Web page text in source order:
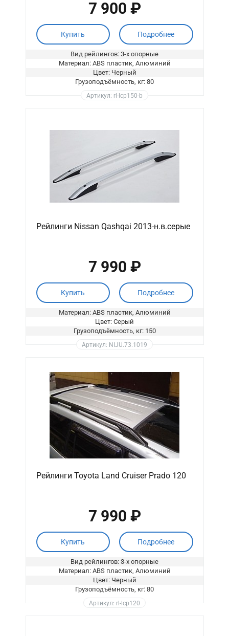
7 900 ₽
Купить Подробнее
Вид рейлингов: 3-х опорные
Материал: ABS пластик, Алюминий
Цвет: Черный
Грузоподъёмность, кг: 80
Артикул: rl-lcp150-b
Рейлинги Nissan Qashqai 2013-н.в.серые
7 990 ₽
Купить Подробнее
Материал: ABS пластик, Алюминий
Цвет: Серый
Грузоподъёмность, кг: 150
Артикул: NIJU.73.1019
Рейлинги Toyota Land Cruiser Prado 120
7 990 ₽
Купить Подробнее
Вид рейлингов: 3-х опорные
Материал: ABS пластик, Алюминий
Цвет: Черный
Грузоподъёмность, кг: 80
Артикул: rl-lcp120